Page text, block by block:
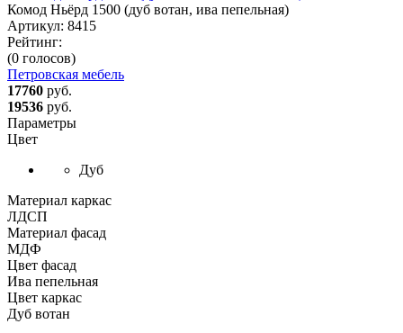
Комод Ньёрд 1500 (дуб вотан, ива пепельная)
Артикул: 8415
Рейтинг:
(0 голосов)
Петровская мебель
17760 руб.
19536 руб.
Параметры
Цвет
Дуб
Материал каркас
ЛДСП
Материал фасад
МДФ
Цвет фасад
Ива пепельная
Цвет каркас
Дуб вотан